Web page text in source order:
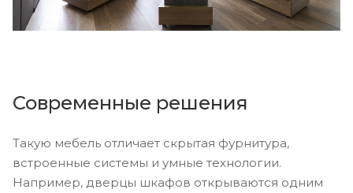
Современные решения
Такую мебель отличает скрытая фурнитура,
встроенные системы и умные технологии.
Например, дверцы шкафов открываются одним